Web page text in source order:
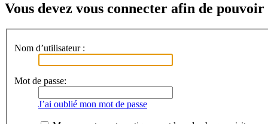
Vous devez vous connecter afin de
Nom d’utilisateur :
Mot de passe:
J’ai oublié mon mot de passe